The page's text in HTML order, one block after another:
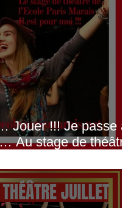
Jouer !!! Je passe à
Au stage de théâtre
!